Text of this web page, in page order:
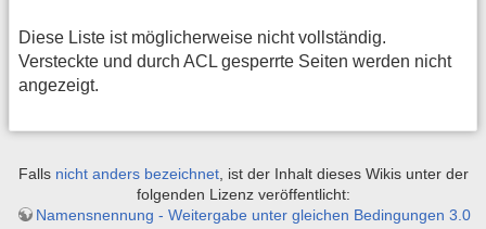
Diese Liste ist möglicherweise nicht vollständig.
Versteckte und durch ACL gesperrte Seiten werden nicht
angezeigt.
Falls nicht anders bezeichnet, ist der Inhalt dieses Wikis unter der
folgenden Lizenz veröffentlicht:
Namensnennung - Weitergabe unter gleichen Bedingungen 3.0